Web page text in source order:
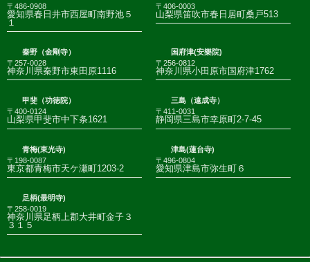
〒486-0908
愛知県春日井市西屋町南野池５
１
〒406-0003
山梨県笛吹市春日居町桑戸513
秦野（金剛寺）
〒257-0028
神奈川県秦野市東田原1116
国府津(安樂院)
〒256-0812
神奈川県小田原市国府津1762
甲斐（功徳院）
〒400-0124
山梨県甲斐市中下条1621
三島（遠成寺）
〒411-0031
静岡県三島市幸原町2-7-45
青梅(東光寺)
〒198-0087
東京都青梅市天ケ瀬町1203-2
津島(蓮台寺)
〒496-0804
愛知県津島市弥生町６
足柄(最明寺)
〒258-0019
神奈川県足柄上郡大井町金子３
３１５